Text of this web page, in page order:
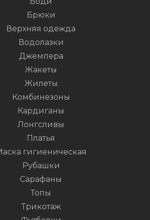
Брюки
Верхняя одежда
Водолазки
Джемпера
Жакеты
Жилеты
Комбинезоны
Кардиганы
Лонгсливы
Платья
гигиеническая
Рубашки
Сарафаны
Топы
Трикотаж